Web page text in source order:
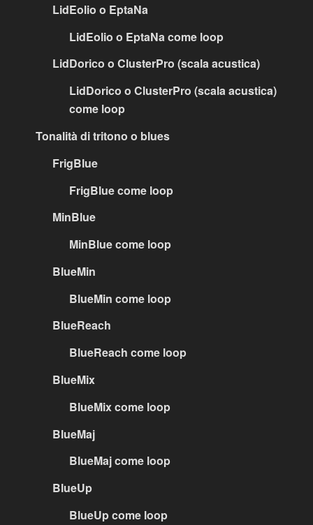
LidEolio o EptaNa
LidEolio o EptaNa come loop
LidDorico o ClusterPro (scala acustica)
LidDorico o ClusterPro (scala acustica)
come loop
Tonalità di tritono o blues
FrigBlue
FrigBlue come loop
MinBlue
MinBlue come loop
BlueMin
BlueMin come loop
BlueReach
BlueReach come loop
BlueMix
BlueMix come loop
BlueMaj
BlueMaj come loop
BlueUp
BlueUp come loop